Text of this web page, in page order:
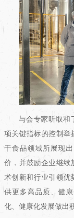
与会专家听取和
项关键指标的控制举
干食品领域所展现
价，并鼓励企业继续
术创新和行业引领优
供更多高品质、健
化、健康化发展做出